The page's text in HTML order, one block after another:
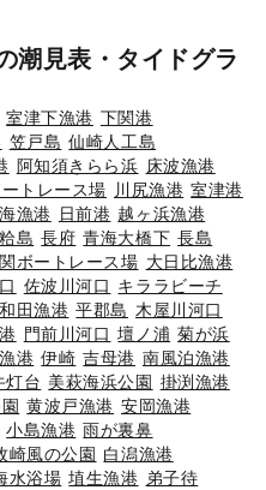
潮見表・タイドグラ
室津下漁港 下関港
笠戸島 仙崎人工島
阿知須きらら浜 床波漁港
トレース場 川尻漁港 室津港
漁港 日前港 越ヶ浜漁港
粭島 長府 青海大橋下 長島
ボートレース場 大日比漁港
佐波川河口 キララビーチ
和田漁港 平郡島 木屋川河口
門前川河口 壇ノ浦 菊が浜
港 伊崎 吉母港 南風泊漁港
灯台 美萩海浜公園 掛渕漁港
黄波戸漁港 安岡漁港
小島漁港 雨が裏鼻
崎風の公園 白潟漁港
水浴場 埴生漁港 弟子待